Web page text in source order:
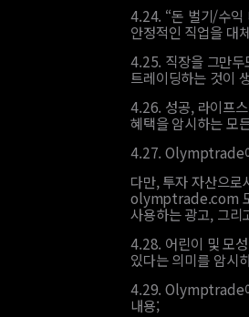
4.24. “돈 벌기/수익
안정적인 직업을 대
4.25. 직장을 그만
트레이딩하는 것이
4.26. 성공, 라이프
혜택을 암시하는 모
4.27.Olymptrade
다만, 투자 자산으로
olymptrade.com 도
사용하는 광고, 그리
4.28. 어린이 및 모
있다는 의미를 암시
4.29.Olymptrade
내용;